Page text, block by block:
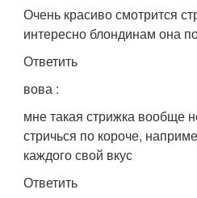
Очень красиво смотрится
интересно блондинам она
Ответить
вова :
мне такая стрижка вообще
стричься по короче,
каждого свой вкус
Ответить